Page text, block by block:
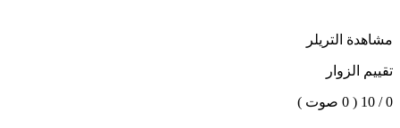
مشاهدة التريلر
تقييم الزوار
0 / 10 ( 0 صوت )